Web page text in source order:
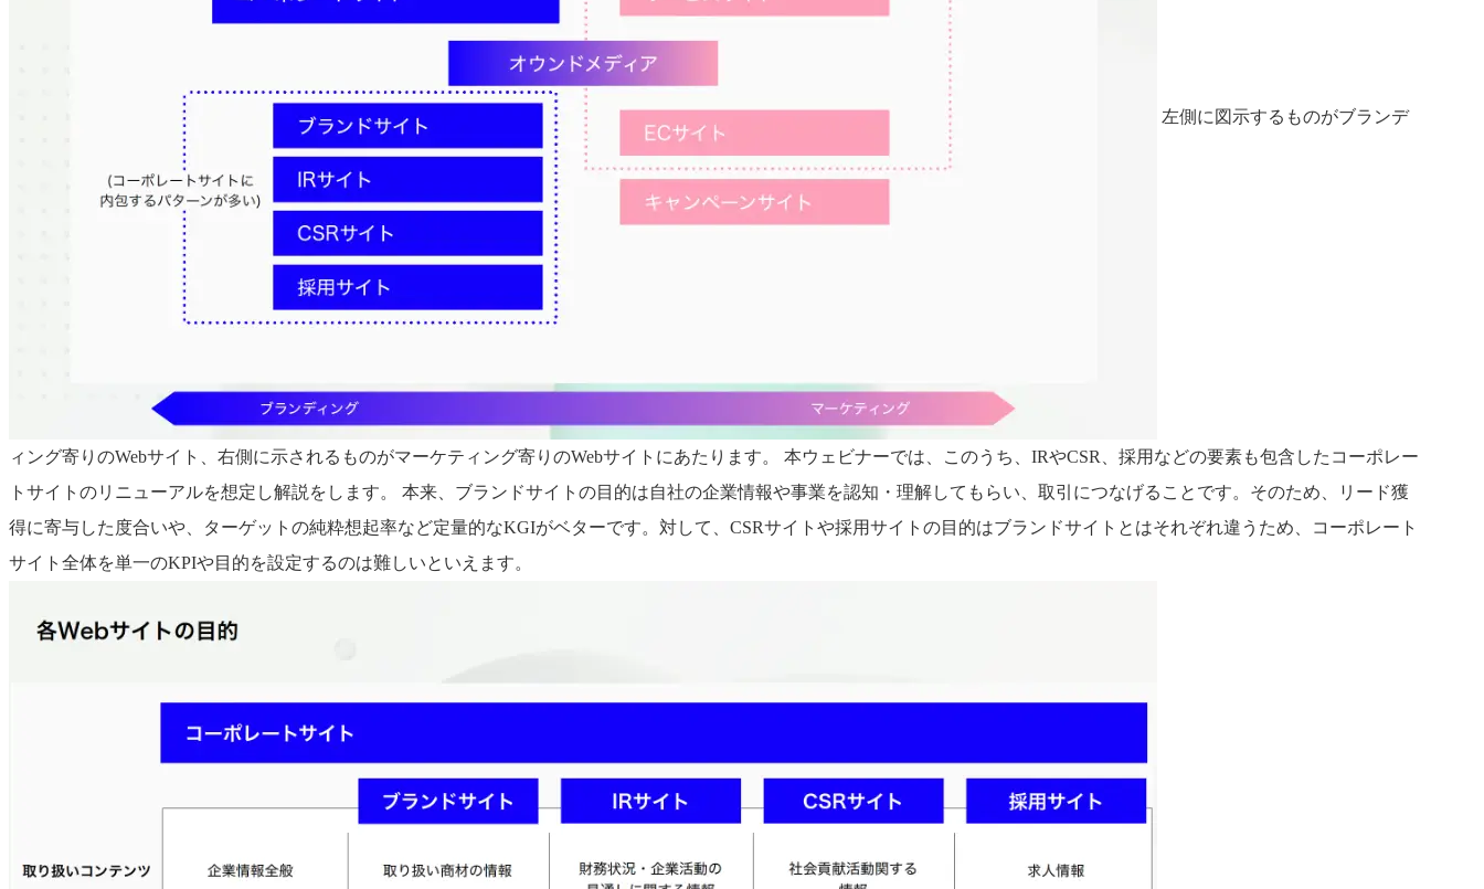
左側に図示するものがブランデ
ィング寄りのWebサイト、右側に示されるものがマーケティング寄りのWebサイトにあたります。 本ウェビナーでは、このうち、IRやCSR、採用などの要素も包含したコーポレー
トサイトのリニューアルを想定し解説をします。 本来、ブランドサイトの目的は自社の企業情報や事業を認知・理解してもらい、取引につなげることです。そのため、リード獲
得に寄与した度合いや、ターゲットの純粋想起率など定量的なKGIがベターです。対して、CSRサイトや採用サイトの目的はブランドサイトとはそれぞれ違うため、コーポレート
サイト全体を単一のKPIや目的を設定するのは難しいといえます。